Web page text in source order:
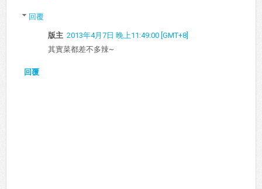
回覆
版主 2013年4月7日 晚上11:49:00 [GMT+8]
其實菜都差不多辣~
回覆